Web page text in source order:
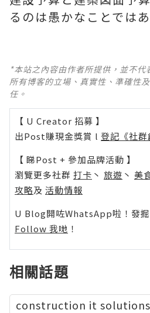
るのは愚かなことでは
*本站之內容由作者所提供，並不
所有博客的立場、真實性、準確性
任。
【 U Creator 招募 】
出Post賺現金獎賞 l 登記《社群
【 睇Post + 參加品牌活動 】
瀏覽更多社群 打卡 丶 旅遊 丶 美
攻略及 活動情報
U Blog開咗WhatsApp啦！發掘
Follow 我哋 ！
相關話題
construction it solutions